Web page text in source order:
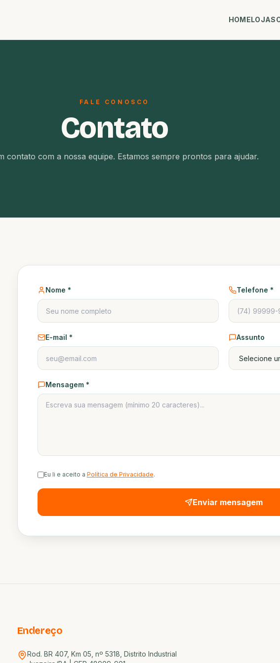
HOMELOJAS
FALE CONOSCO
Contato
contato com a nossa equipe. Estamos sempre prontos para ajudar.
Nome * Telefone *
E-mail * Assunto
Mensagem *
Eu li e aceito a Política de Privacidade.
Enviar mensagem
Endereço
Rod. BR 407, Km 05, nº 5318, Distrito Industrial